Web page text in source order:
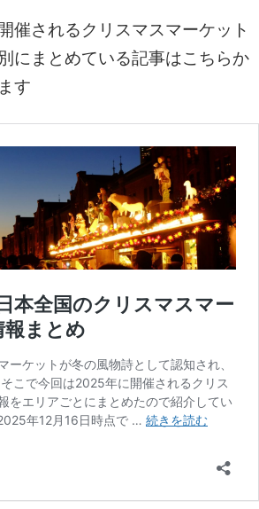
催されるクリスマスマーケット
にまとめている記事はこちらか
す